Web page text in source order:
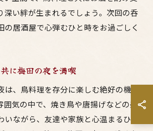
深い絆が生まれるでしょう。次回の呑
の居酒屋で心弾むひと時をお過ごしく
に梅田の夜を満喫
、鳥料理を存分に楽しむ絶好の機会
気の中で、焼き鳥や唐揚げなどの美
ながら、友達や家族と心温まるひと